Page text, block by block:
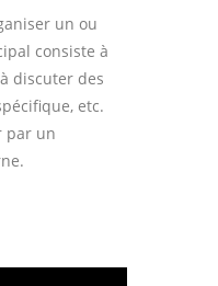
un ou
consiste à
discuter des
etc.
par un